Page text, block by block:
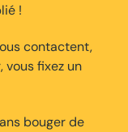
!
contactent,
vous fixez un
bouger de